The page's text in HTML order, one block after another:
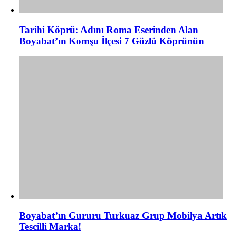
Tarihi Köprü: Adını Roma Eserinden Alan
Boyabat’ın Komşu İlçesi 7 Gözlü Köprünün
Boyabat’ın Gururu Turkuaz Grup Mobilya Artık
Tescilli Marka!